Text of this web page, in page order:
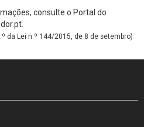
consulte o Portal do
da Lei n.º 144/2015, de 8 de setembro)